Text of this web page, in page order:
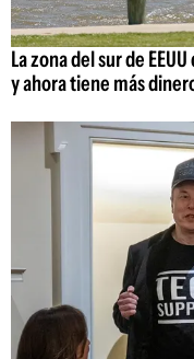
La zona del sur de
y ahora tiene más